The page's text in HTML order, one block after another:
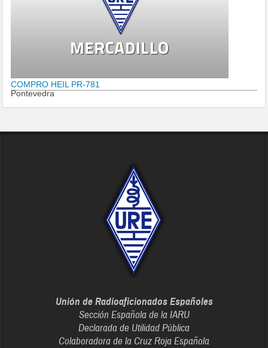
COMPRO HEIL PR-781
Pontevedra
Unión de Radioaficionados Españoles
Sección Española de la IARU
Declarada de Utilidad Pública
Colaboradora de la Cruz Roja Española